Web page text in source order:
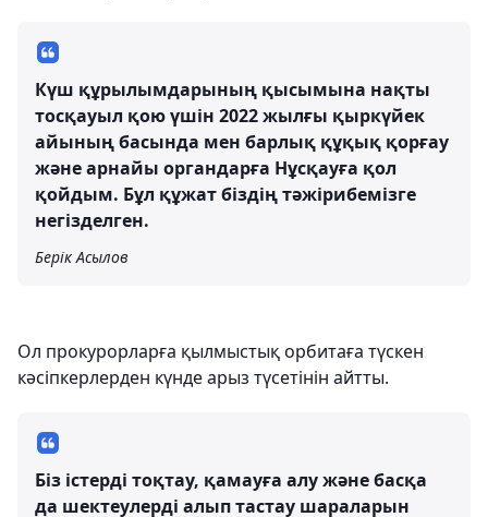
Күш құрылымдарының қысымына нақты
тосқауыл қою үшін 2022 жылғы қыркүйек
айының басында мен барлық құқық қорғау
және арнайы органдарға Нұсқауға қол
қойдым. Бұл құжат біздің тәжірибемізге
негізделген.
Берік Асылов
Ол прокурорларға қылмыстық орбитаға түскен
кәсіпкерлерден күнде арыз түсетінін айтты.
Біз істерді тоқтау, қамауға алу және басқа
да шектеулерді алып тастау шараларын